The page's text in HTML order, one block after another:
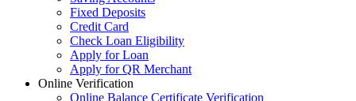
Fixed Deposits
Credit Card
Check Loan Eligibility
Apply for Loan
Apply for QR Merchant
Online Verification
Online Balance Certificate Verification